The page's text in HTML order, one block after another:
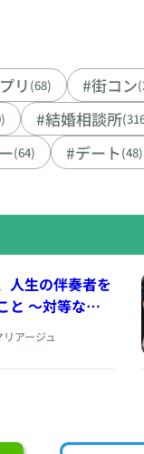
リ (68) #街コン
#結婚相談所
(64) #デート(48)
人生の伴奏者を
と 〜対等なパ
ップの育て方を
理学から考え
アージュ